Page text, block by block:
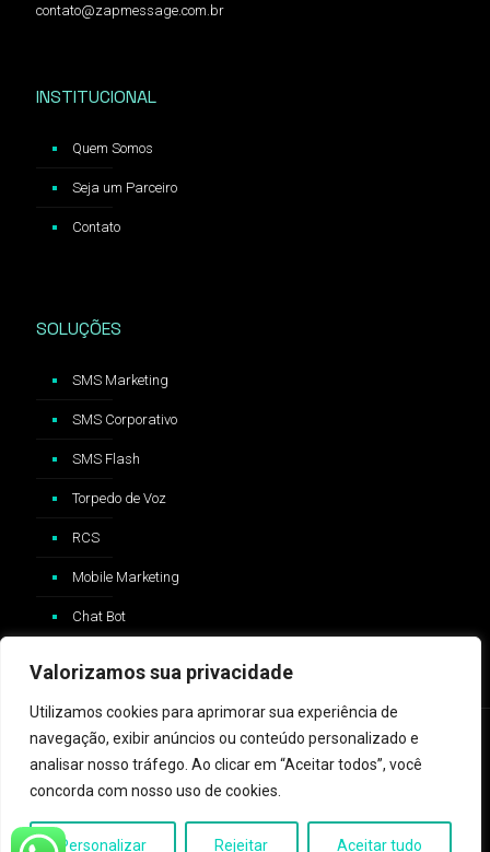
Valorizamos sua privacidade
Utilizamos cookies para aprimorar sua experiência de
navegação, exibir anúncios ou conteúdo personalizado e
analisar nosso tráfego. Ao clicar em “Aceitar todos”, você
concorda com nosso uso de cookies.
Personalizar Rejeitar Aceitar tudo
contato@zapmessage.com.br
INSTITUCIONAL
Quem Somos
Seja um Parceiro
Contato
SOLUÇÕES
SMS Marketing
SMS Corporativo
SMS Flash
Torpedo de Voz
RCS
Mobile Marketing
Chat Bot
propriedades da Whatsapp Inc™️ e não possui nenhum vínculo com